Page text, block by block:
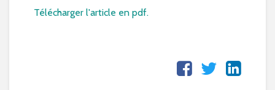
Télécharger l'article en pdf.